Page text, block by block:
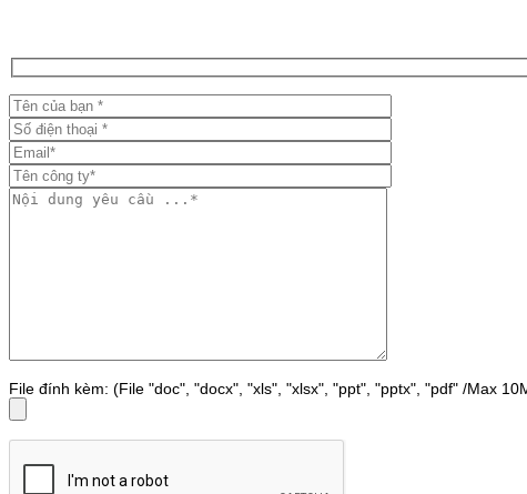
File đính kèm: (File "doc", "docx", "xls", "xlsx", "ppt", "pptx", "pdf" /Max